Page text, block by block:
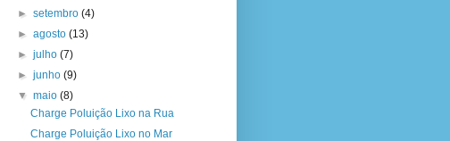
► setembro (4)
► agosto (13)
► julho (7)
► junho (9)
▼ maio (8)
Charge Poluição Lixo na Rua
Charge Poluição Lixo no Mar